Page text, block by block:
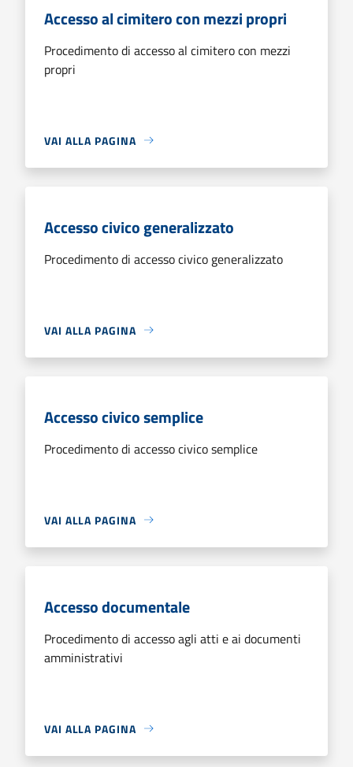
Accesso al cimitero con mezzi propri
Procedimento di accesso al cimitero con mezzi
propri
VAI ALLA PAGINA
Accesso civico generalizzato
Procedimento di accesso civico generalizzato
VAI ALLA PAGINA
Accesso civico semplice
Procedimento di accesso civico semplice
VAI ALLA PAGINA
Accesso documentale
Procedimento di accesso agli atti e ai documenti
amministrativi
VAI ALLA PAGINA